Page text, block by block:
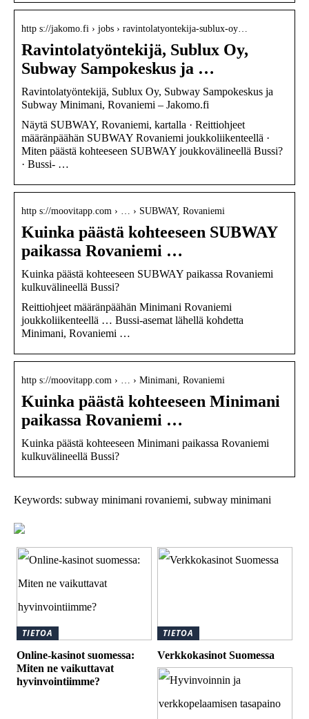
http s://jakomo.fi › jobs › ravintolatyontekija-sublux-oy…
Ravintolatyöntekijä, Sublux Oy,
Subway Sampokeskus ja …
Ravintolatyöntekijä, Sublux Oy, Subway Sampokeskus ja
Subway Minimani, Rovaniemi – Jakomo.fi
Näytä SUBWAY, Rovaniemi, kartalla · Reittiohjeet
määränpäähän SUBWAY Rovaniemi joukkoliikenteellä ·
Miten päästä kohteeseen SUBWAY joukkovälineellä Bussi?
· Bussi- …
http s://moovitapp.com › … › SUBWAY, Rovaniemi
Kuinka päästä kohteeseen SUBWAY
paikassa Rovaniemi …
Kuinka päästä kohteeseen SUBWAY paikassa Rovaniemi
kulkuvälineellä Bussi?
Reittiohjeet määränpäähän Minimani Rovaniemi
joukkoliikenteellä … Bussi-asemat lähellä kohdetta
Minimani, Rovaniemi …
http s://moovitapp.com › … › Minimani, Rovaniemi
Kuinka päästä kohteeseen Minimani
paikassa Rovaniemi …
Kuinka päästä kohteeseen Minimani paikassa Rovaniemi
kulkuvälineellä Bussi?
Keywords: subway minimani rovaniemi, subway minimani
TIETOA
Online-kasinot suomessa:
Miten ne vaikuttavat
hyvinvointiimme?
TIETOA
Verkkokasinot Suomessa